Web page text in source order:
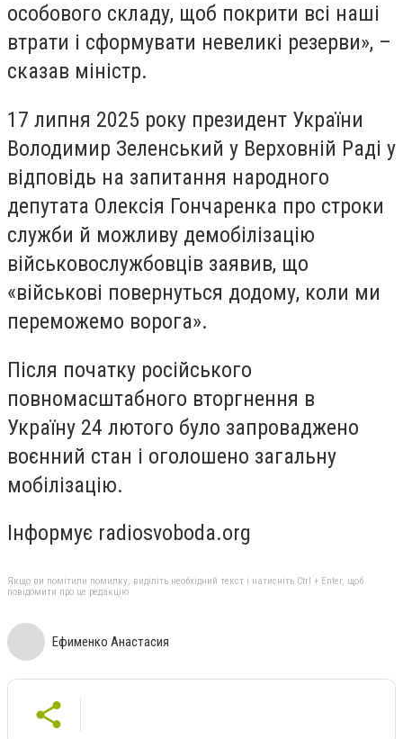
особового складу, щоб покрити всі наші
втрати і сформувати невеликі резерви», –
сказав міністр.
17 липня 2025 року президент України
Володимир Зеленський у Верховній Раді у
відповідь на запитання народного
депутата Олексія Гончаренка про строки
служби й можливу демобілізацію
військовослужбовців заявив, що
«військові повернуться додому, коли ми
переможемо ворога».
Після початку російського
повномасштабного вторгнення в
Україну 24 лютого було запроваджено
воєнний стан і оголошено загальну
мобілізацію.
Інформує radiosvoboda.org
Якщо ви помітили помилку, виділіть необхідний текст і натисніть Ctrl + Enter, щоб
повідомити про це редакцію
Ефименко Анастасия